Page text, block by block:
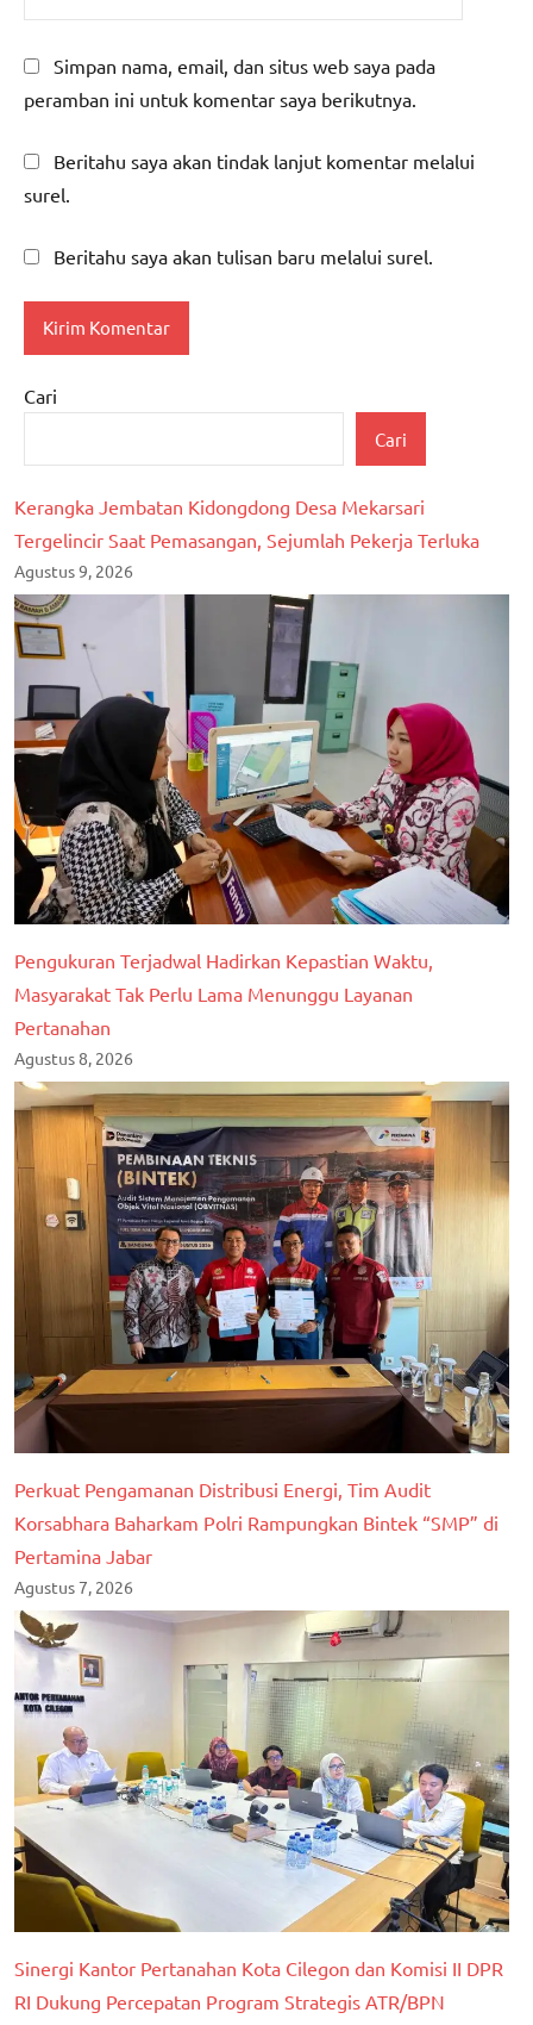
Simpan nama, email, dan situs web saya pada
peramban ini untuk komentar saya berikutnya.
Beritahu saya akan tindak lanjut komentar melalui
surel.
Beritahu saya akan tulisan baru melalui surel.
Cari
Cari
Kerangka Jembatan Kidongdong Desa Mekarsari
Tergelincir Saat Pemasangan, Sejumlah Pekerja Terluka
Agustus 9, 2026
Pengukuran Terjadwal Hadirkan Kepastian Waktu,
Masyarakat Tak Perlu Lama Menunggu Layanan
Pertanahan
Agustus 8, 2026
Perkuat Pengamanan Distribusi Energi, Tim Audit
Korsabhara Baharkam Polri Rampungkan Bintek “SMP” di
Pertamina Jabar
Agustus 7, 2026
Sinergi Kantor Pertanahan Kota Cilegon dan Komisi II DPR
RI Dukung Percepatan Program Strategis ATR/BPN